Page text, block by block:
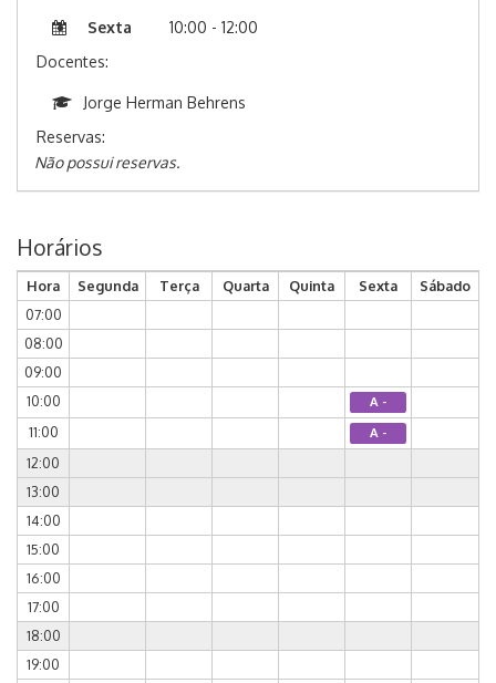
Sexta
10:00 - 12:00
Docentes:
Jorge Herman Behrens
Reservas:
Não possui reservas.
Horários
Hora Segunda Terça Quarta Quinta Sexta
Sábado
07:00
08:00
09:00
10:00
A -
11:00 A -
12:00
13:00
14:00
15:00
16:00
17:00
18:00
19:00